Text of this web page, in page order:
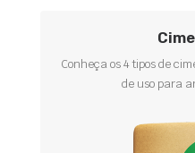
Conheça os 4 tipos de
de uso para